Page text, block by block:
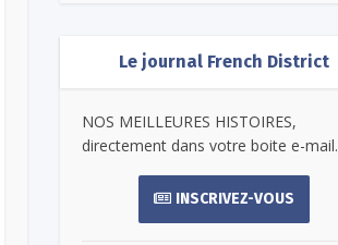
Le journal French District
NOS MEILLEURES HISTOIRES,
directement dans votre boite e-mail.
INSCRIVEZ-VOUS